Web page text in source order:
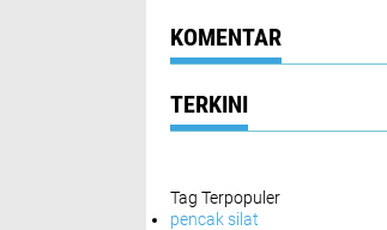
KOMENTAR
TERKINI
Tag Terpopuler
pencak silat